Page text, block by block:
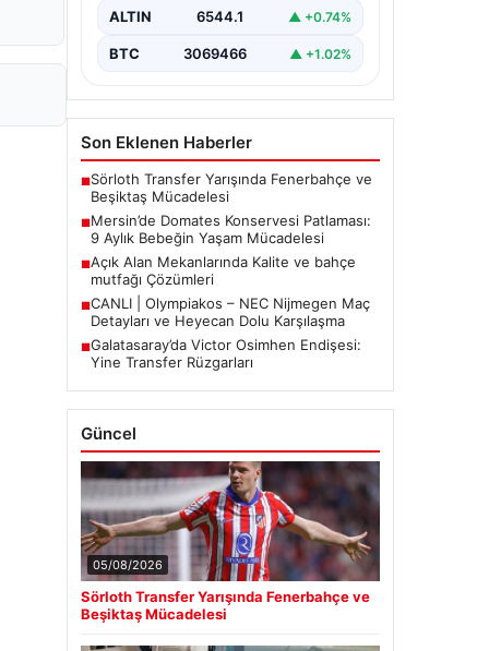
etkiledi. 19 Eylül 2023 tarihinde…
ALTIN 6544.1 ▲ +0.74%
BTC 3069466 ▲ +1.02%
Son Eklenen Haberler
■Sörloth Transfer Yarışında Fenerbahçe ve
Beşiktaş Mücadelesi
■Mersin’de Domates Konservesi Patlaması:
9 Aylık Bebeğin Yaşam Mücadelesi
■Açık Alan Mekanlarında Kalite ve bahçe
mutfağı Çözümleri
■CANLI | Olympiakos – NEC Nijmegen Maç
Detayları ve Heyecan Dolu Karşılaşma
■Galatasaray’da Victor Osimhen Endişesi:
Yine Transfer Rüzgarları
Güncel
05/08/2026
Sörloth Transfer Yarışında Fenerbahçe ve
Beşiktaş Mücadelesi